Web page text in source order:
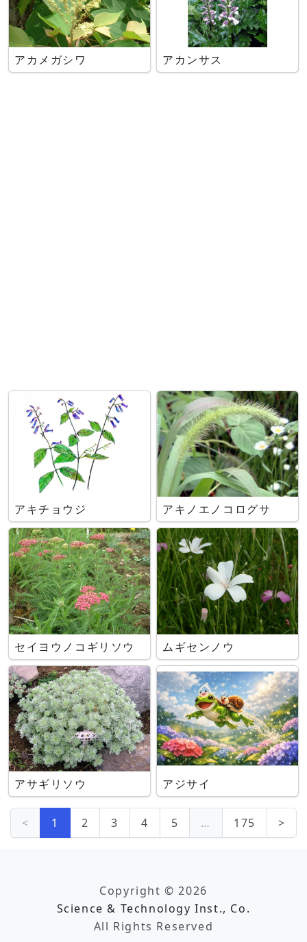
アカメガシワ アカンサス
アキチョウジ アキノエノコログサ
セイヨウノコギリソウ ムギセンノウ
アサギリソウ アジサイ
< 1 2 3 4 5 … 175 >
Copyright © 2026
Science & Technology Inst., Co.
All Rights Reserved